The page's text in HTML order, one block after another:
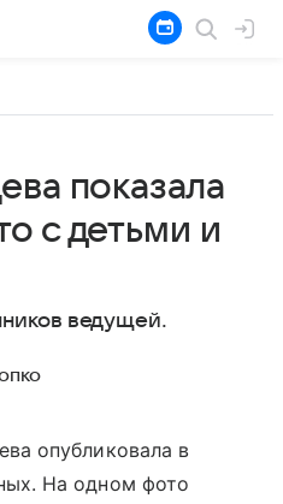
показала
с детьми и
ведущей.
опубликовала в
На одном фото